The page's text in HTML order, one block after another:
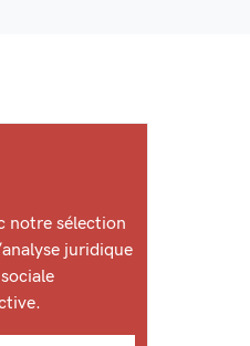
notre sélection
juridique